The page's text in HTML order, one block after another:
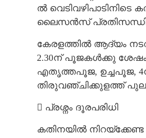
ൽ വെടി​വഴി​പാടി​നി​ടെ
ലൈസൻസ്
കേരളത്തി​ൽ ആദ്യം
2.30ന് പൂജകൾക്കു
എതൃത്തപൂജ, ഉച്ചപൂജ, 4ന്
തി​രുവഞ്ചി​ക്കുളത്ത്
 പ്രശ്നം ദൂരപരി​ധി
കതി​നയി​ൽ